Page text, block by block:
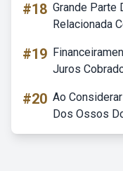
#18 Grande Parte
Relacionada
#19
Juros
#20 Ao
Dos Ossos